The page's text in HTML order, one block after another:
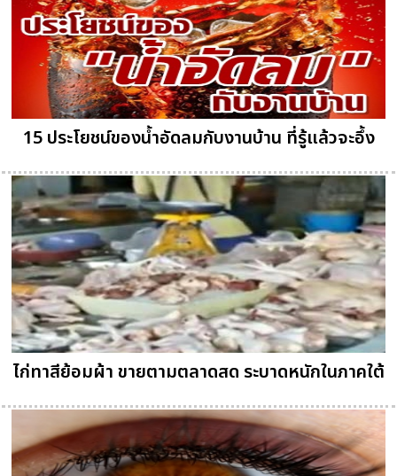
15 ประโยชน์ของน้ำอัดลมกับงานบ้าน ที่รู้แล้วจะอึ้ง
ไก่ทาสีย้อมผ้า ขายตามตลาดสด ระบาดหนักในภาคใต้